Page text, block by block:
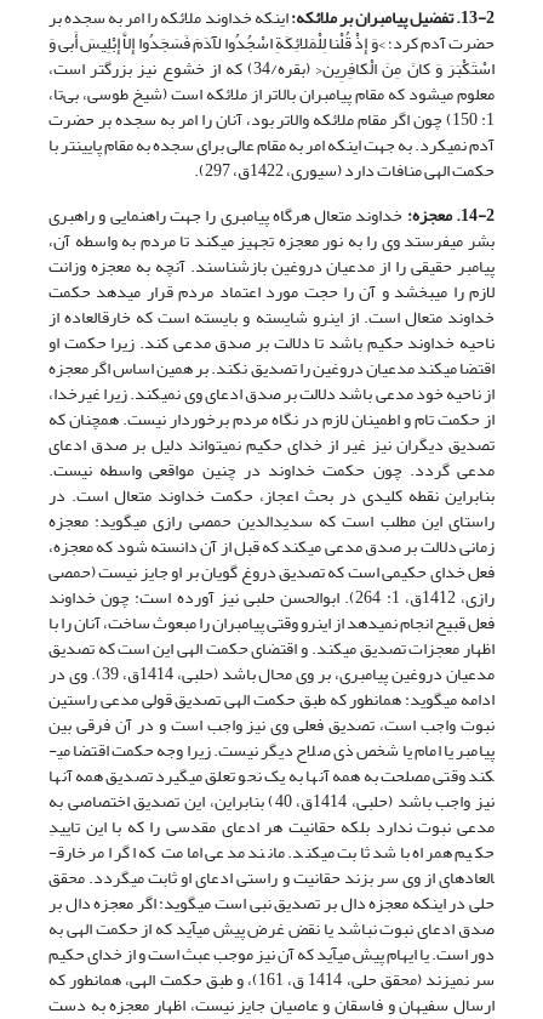
13-2. تفضیل پیامبران بر ملائکه:
اینکه خداوند ملائکه را امر به سجده بر
حضرت آدم کرد؛ >وَ إِذْ قُلْنا لِلْمَلائِکَةِ اسْجُدُوا لِآدَمَ فَسَجَدُوا إِلاَّ إِبْلِیسَ أَبى‏ وَ
اسْتَکْبَرَ وَ کانَ مِنَ الْکافِرِین< ‏(بقره/34) که از خشوع نیز بزرگ­تر است،
معلوم می­شود که مقام پیامبران بالاتر از ملائکه است (شیخ طوسی، بی‌تا،
1: 150) چون اگر مقام ملائکه والاتر بود، آنان را امر به سجده بر حضرت
آدم نمی­کرد. به جهت اینکه امر به مقام عالی برای سجده به مقام پایین­تر با
حکمت الهی منافات دارد (سیوری، 1422ق، 297).
14-2. معجزه:
خداوند متعال هرگاه پیامبری را جهت راهنمایی و راهبری
بشر می­فرستد وی را به نور معجزه تجهیز می­کند تا مردم به واسطه آن،
پیامبر حقیقی را از مدعیان دروغین بازشناسند. آن­چه به معجزه وزانت
لازم را می­بخشد و آن را حجت مورد اعتماد مردم قرار می­دهد حکمت
خداوند متعال است. از این­رو شایسته و بایسته است که خارق­العاده از
ناحیه خداوند حکیم باشد تا دلالت بر صدق مدعی کند. زیرا حکمت او
اقتضا می­کند مدعیان دروغین را تصدیق نکند. بر همین اساس اگر معجزه
از ناحیه خود مدعی باشد دلالت بر صدق ادعای وی نمی­کند. زیرا غیرخدا،
از حکمت تام و اطمینان لازم در نگاه مردم برخوردار نیست. همچنان که
تصدیق دیگران نیز غیر از خدای حکیم نمی­تواند دلیل بر صدق ادعای
مدعی گردد. چون حکمت خداوند در چنین مواقعی واسطه نیست.
بنابراین نقطه کلیدی در بحث اعجاز، حکمت خداوند متعال است. در
راستای این مطلب است که سدیدالدین حمصی رازی می­گوید: معجزه
زمانی دلالت بر صدق مدعی می­کند که قبل از آن دانسته شود که معجزه،
فعل خدای حکیمی است که تصدیق دروغ گویان بر او جایز نیست (حمصی
رازی، 1412ق، 1: 264). ابوالحسن حلبی نیز آورده است: چون خداوند
فعل قبیح انجام نمی­دهد از این­رو وقتی پیامبران را مبعوث ساخت، آنان را با
اظهار معجزات تصدیق می­کند. و اقتضای حکمت الهی این است که تصدیق
مدعیان دروغین پیامبری، بر وی محال باشد (حلبی، 1414ق، 39). وی در
ادامه می­گوید: همانطور که طبق حکمت الهی تصدیق قولی مدعی راستین
نبوت واجب است، تصدیق فعلی وی نیز واجب است و در آن فرقی بین
پیامبر یا امام یا شخص ذی صلاح دیگر نیست. زیرا وجه حکمت اقتضا می­
کند وقتی مصلحت به همه آن­ها به یک نحو تعلق می­گیرد تصدیق همه آن­ها
نیز واجب باشد (حلبی، 1414ق، 40) بنابراین، این تصدیق اختصاصی به
مدعی نبوت ندارد بلکه حقانیت هر ادعای مقدسی را که با این تاییدِ
حکیم همراه باشد ثابت می­کند. مانند مدعی امامت که اگر امر خارق­
العاده­ای از وی سر بزند حقانیت و راستی ادعای او ثابت می­گردد. محقق
حلی در اینکه معجزه دال بر تصدیق نبی است می­گوید: اگر معجزه دال بر
صدق ادعای نبوت نباشد یا نقض غرض پیش می­آید که از حکمت الهی به
دور است. یا ایهام پیش می­آید که آن نیز موجب عبث است و از خدای حکیم
سر نمی­زند (محقق حلی، 1414 ق، 161)، و طبق حکمت الهی، همانطور که
ارسال سفیهان و فاسقان و عاصیان جایز نیست، اظهار معجزه به دست